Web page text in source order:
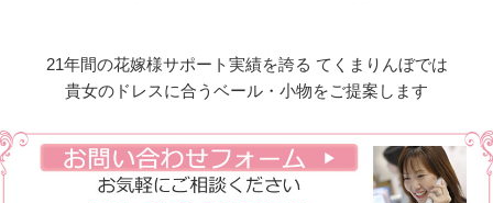
【ドレスリメイク】シフォンオーガンジーのベビー
【ドレスリメイク】フリルとレースの幸せベビード
21年間の花嫁様サポート実績を誇る てくまりんぼでは
貴女のドレスに合うベール・小物をご提案します